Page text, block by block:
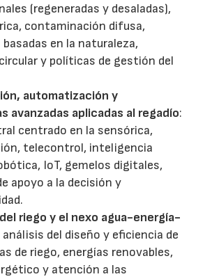
(regeneradas y desaladas),
contaminación difusa,
en la naturaleza,
y políticas de gestión del
automatización y
avanzadas aplicadas al regadío:
centrado en la sensórica,
telecontrol, inteligencia
IoT, gemelos digitales,
apoyo a la decisión y
riego y el nexo agua-energía-
análisis del diseño y eficiencia de
de riego, energías renovables,
y atención a las